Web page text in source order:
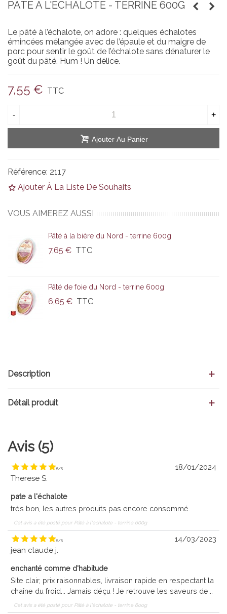
PÂTÉ À L'ÉCHALOTE - TERRINE 600G
Le pâté à l’échalote, on adore : quelques échalotes
émincées mélangée avec de l’épaule et du maigre de
porc pour sentir le goût de l’échalote sans dénaturer le
goût du pâté. Hum ! Un délice.
7,55 € TTC
- +
Ajouter Au Panier
Référence: 2117
Ajouter À La Liste De Souhaits
VOUS AIMEREZ AUSSI
Pâté à la bière du Nord - terrine 600g
7,65 € TTC
Pâté de foie du Nord - terrine 600g
6,65 € TTC
Description
Détail produit
Avis (5)
5/5
18/01/2024
Therese S.
pate a l'échalote
très bon, les autres produits pas encore consommé.
Cet avis a été posté pour Pâté à l'échalote - terrine 600g
5/5
14/03/2023
jean claude j.
enchanté comme d'habitude
Site clair, prix raisonnables, livraison rapide en respectant la
chaîne du froid... Jamais déçu ! Je retrouve les saveurs de...
Cet avis a été posté pour Pâté à l'échalote - terrine 600g